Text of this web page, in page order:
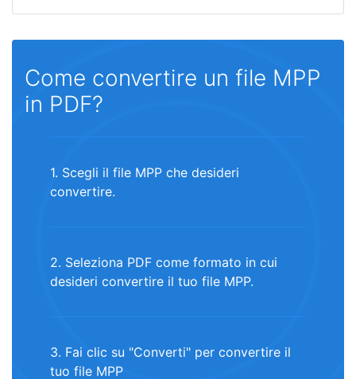
Come convertire un file MPP
in PDF?
1. Scegli il file MPP che desideri
convertire.
2. Seleziona PDF come formato in cui
desideri convertire il tuo file MPP.
3. Fai clic su "Converti" per convertire il
tuo file MPP